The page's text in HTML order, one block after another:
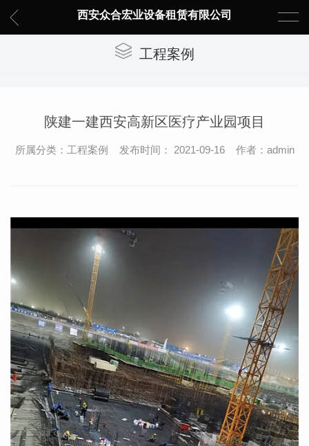
西安众合宏业设备租赁有限公司
工程案例
陕建一建西安高新区医疗产业园项目
所属分类：工程案例 发布时间： 2021-09-16 作者：admin